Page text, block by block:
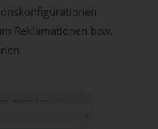
Reklamationen bzw.